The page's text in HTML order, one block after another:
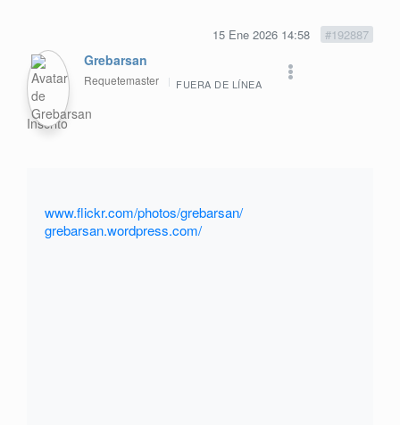
15 Ene 2026 14:58 #192887
Grebarsan
Requetemaster FUERA DE LÍNEA
Inscrito
www.flickr.com/photos/grebarsan/
grebarsan.wordpress.com/